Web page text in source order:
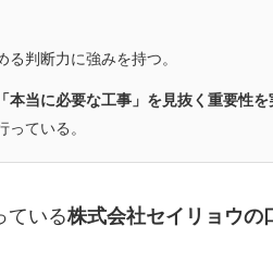
判断力に強みを持つ。
当に必要な工事」を見抜く重要性を
ている。
ている株式会社セイリョウの